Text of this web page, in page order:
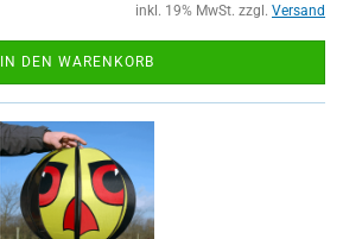
inkl. 19% MwSt. zzgl. Versand
IN DEN WARENKORB